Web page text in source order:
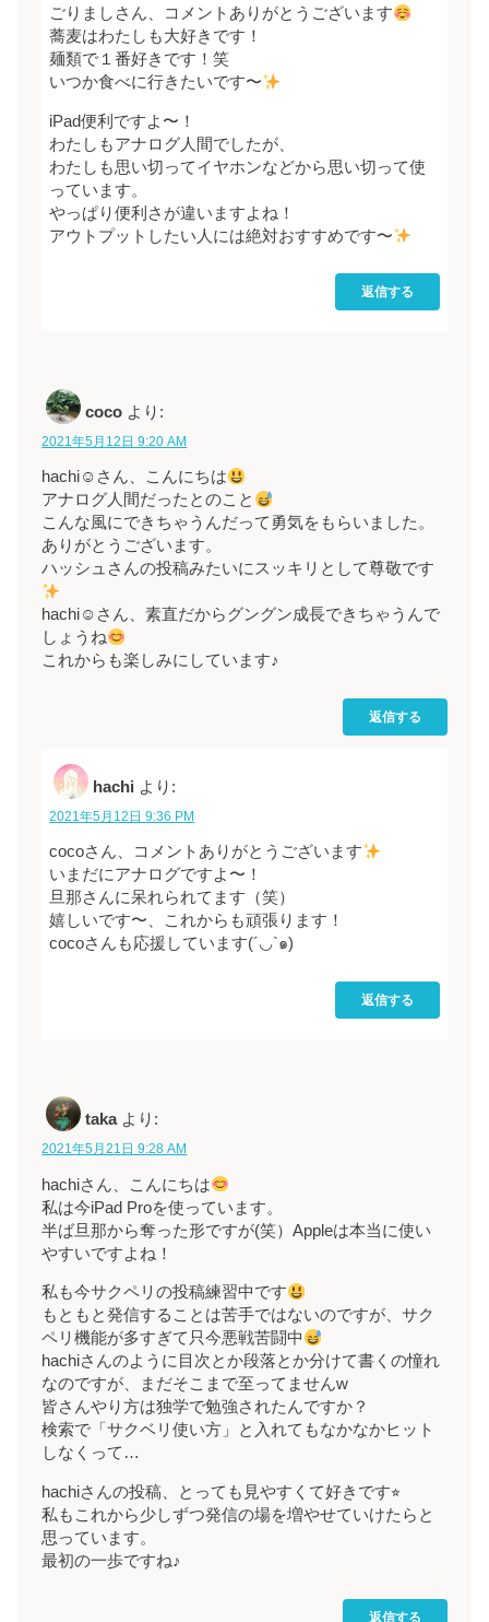
ごりましさん、コメントありがとうございます
蕎麦はわたしも大好きです！
麺類で１番好きです！笑
いつか食べに行きたいです〜
iPad便利ですよ〜！
わたしもアナログ人間でしたが、
わたしも思い切ってイヤホンなどから思い切って使
っています。
やっぱり便利さが違いますよね！
アウトプットしたい人には絶対おすすめです〜
返信する
coco より:
2021年5月12日 9:20 AM
hachi☺︎さん、こんにちは
アナログ人間だったとのこと
こんな風にできちゃうんだって勇気をもらいました。
ありがとうございます。
ハッシュさんの投稿みたいにスッキリとして尊敬です
hachi☺︎さん、素直だからグングン成長できちゃうんで
しょうね
これからも楽しみにしています♪
返信する
hachi より:
2021年5月12日 9:36 PM
cocoさん、コメントありがとうございます
いまだにアナログですよ〜！
旦那さんに呆れられてます（笑）
嬉しいです〜、これからも頑張ります！
cocoさんも応援しています(´◡`๑)
返信する
taka より:
2021年5月21日 9:28 AM
hachiさん、こんにちは
私は今iPad Proを使っています。
半ば旦那から奪った形ですが(笑）Appleは本当に使い
やすいですよね！
私も今サクペリの投稿練習中です
もともと発信することは苦手ではないのですが、サク
ペリ機能が多すぎて只今悪戦苦闘中
hachiさんのように目次とか段落とか分けて書くの憧れ
なのですが、まだそこまで至ってませんw
皆さんやり方は独学で勉強されたんですか？
検索で「サクベリ使い方」と入れてもなかなかヒット
しなくって…
hachiさんの投稿、とっても見やすくて好きです⭐︎
私もこれから少しずつ発信の場を増やせていけたらと
思っています。
最初の一歩ですね♪
返信する